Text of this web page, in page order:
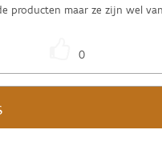
producten maar ze zijn wel
0